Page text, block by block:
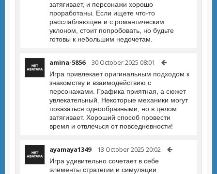
затягивает, и персонажи хорошо
проработаны. Если ищете что-то
расслабляющее и с романтическим
уклоном, стоит попробовать, но будьте
готовы к небольшим недочетам.
amina-5856 30 October 2025 08:01
Игра привлекает оригинальным подходом к
знакомству и взаимодействию с
персонажами. Графика приятная, а сюжет
увлекательный. Некоторые механики могут
показаться однообразными, но в целом
затягивает. Хороший способ провести
время и отвлечься от повседневности!
ayamaya1349 13 October 2025 20:02
Игра удивительно сочетает в себе
элементы стратегии и симуляции